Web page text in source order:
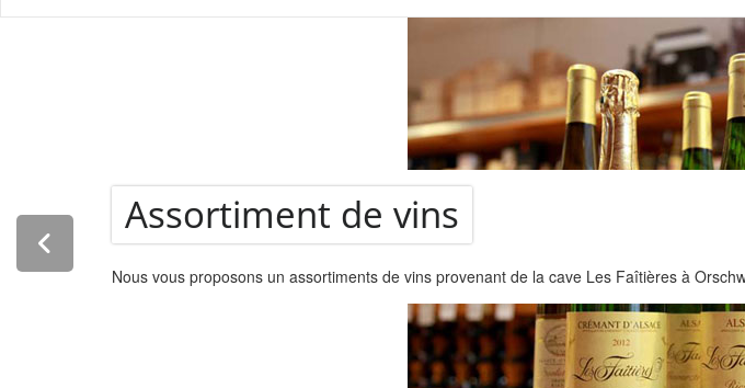
Assortiment de vins
Nous vous proposons un assortiments de vins provenant de la cave Les Faîtières à